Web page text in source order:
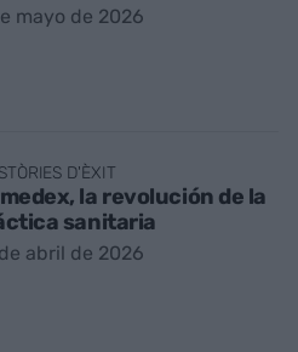
mayo de 2026
D'ÈXIT
la revolución de la
sanitaria
abril de 2026